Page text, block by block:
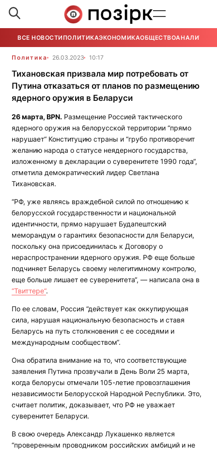
ВСЕ НОВОСТИ ПОЛИТИКАЭКОНОМИКАОБЩЕСТВОАНАЛИТИКА
Политика 26.03.2023 10:17
Тихановская призвала мир потребовать от
Путина отказаться от планов по размещению
ядерного оружия в Беларуси
26 марта, BPN. Размещение Россией тактического
ядерного оружия на белорусской территории “прямо
нарушает“ Конституцию страны и “грубо противоречит
желанию народа о статусе неядерного государства,
изложенному в декларации о суверенитете 1990 года“,
отметила демократический лидер Светлана
Тихановская.
“РФ, уже являясь враждебной силой по отношению к
белорусской государственности и национальной
идентичности, прямо нарушает Будапештский
меморандум о гарантиях безопасности для Беларуси,
поскольку она присоединилась к Договору о
нераспространении ядерного оружия. РФ еще больше
подчиняет Беларусь своему нелегитимному контролю,
еще больше лишает ее суверенитета“, — написала она в
“Твиттере“.
По ее словам, Россия “действует как оккупирующая
сила, нарушая национальную безопасность и ставя
Беларусь на путь столкновения с ее соседями и
международным сообществом“.
Она обратила внимание на то, что соответствующие
заявления Путина прозвучали в День Воли 25 марта,
когда белорусы отмечали 105-летие провозглашения
независимости Белорусской Народной Республики. Это,
считает политик, доказывает, что РФ не уважает
суверенитет Беларуси.
В свою очередь Александр Лукашенко является
“проверенным проводником российских амбиций и не